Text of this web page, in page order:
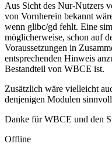
Aus Sicht des Nur-Nutzers
von Vornherein bekannt
wenn glibc/gd fehlt. Eine
möglicherweise, schon auf
Voraussetzungen in
entsprechenden Hinweis
Bestandteil von WBCE ist.
Zusätzlich wäre vielleicht
denjenigen Modulen
Danke für WBCE und den
Offline